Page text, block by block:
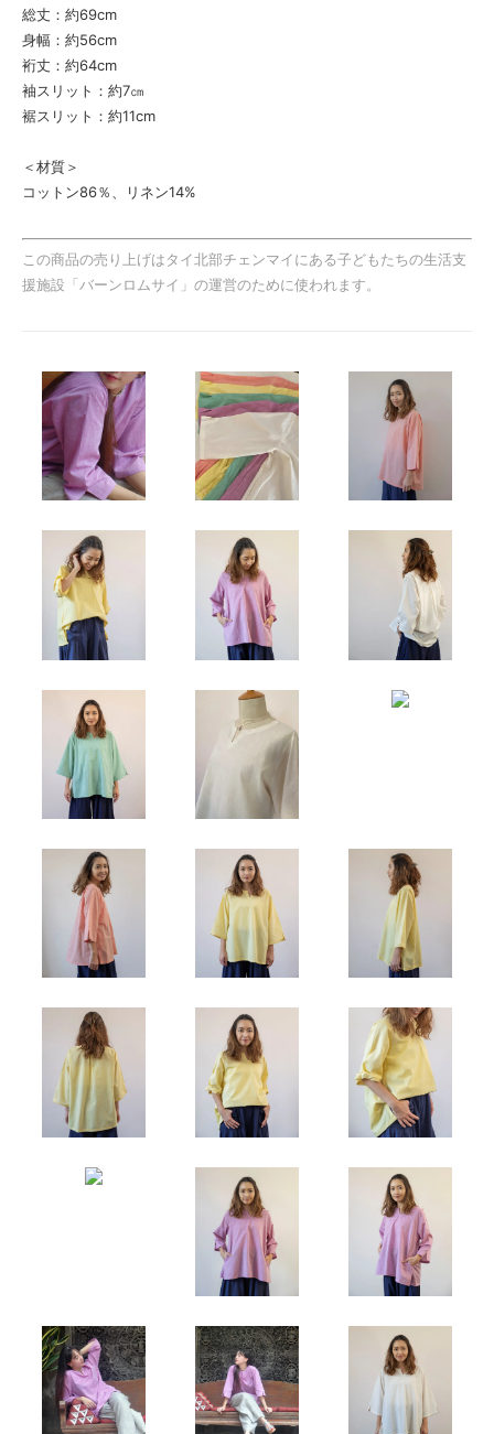
総丈：約69cm
身幅：約56cm
裄丈：約64cm
袖スリット：約7㎝
裾スリット：約11cm
＜材質＞
コットン86％、リネン14%
この商品の売り上げはタイ北部チェンマイにある子どもたちの生活支
援施設「バーンロムサイ」の運営のために使われます。